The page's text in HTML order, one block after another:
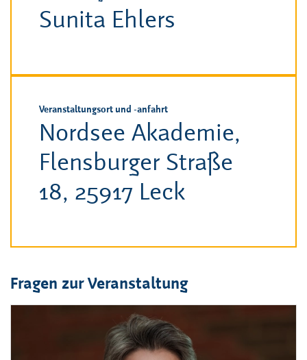
Sunita Ehlers
Veranstaltungsort und -anfahrt
Nordsee Akademie,
Flensburger Straße
18, 25917 Leck
Fragen zur Veranstaltung